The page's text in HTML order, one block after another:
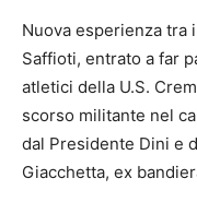
Nuova esperienza tra
Saffioti, entrato a far
atletici della U.S.
scorso militante nel
dal Presidente Dini e
Giacchetta, ex